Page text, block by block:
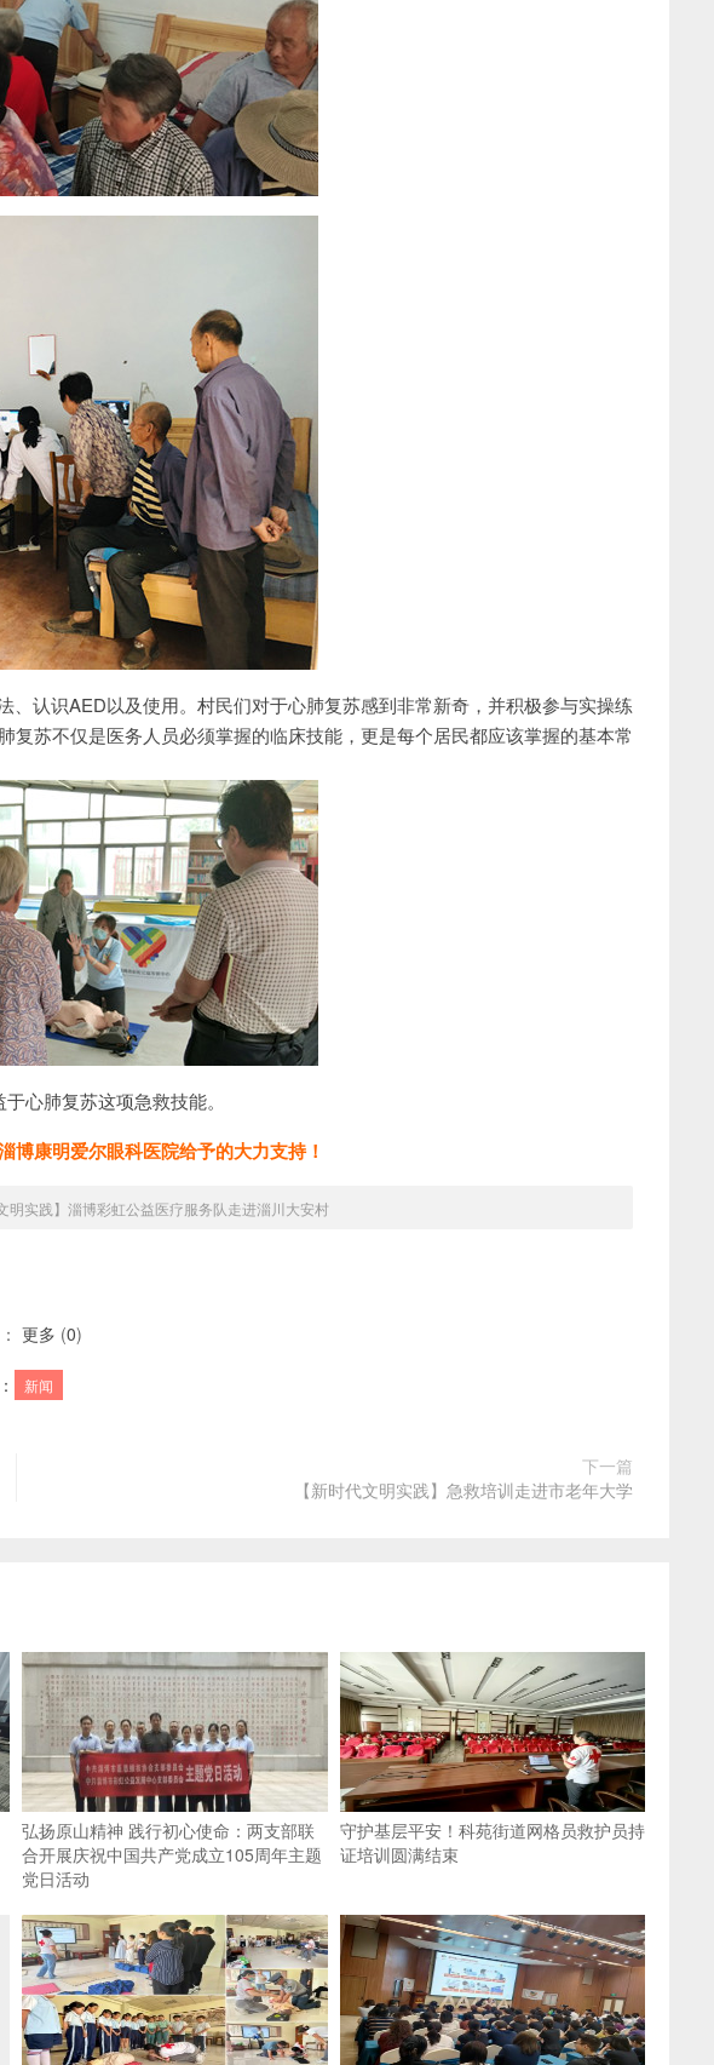
认识AED以及使用。村民们对于心肺复苏感到非常新奇，并积极参与实操练
苏不仅是医务人员必须掌握的临床技能，更是每个居民都应该掌握的基本常
心肺复苏这项急救技能。
博康明爱尔眼科医院给予的大力支持！
明实践】淄博彩虹公益医疗服务队走进淄川大安村
更多 (0)
新闻
下一篇
【新时代文明实践】急救培训走进市老年大学
弘扬原山精神 践行初心使命：两支部联
合开展庆祝中国共产党成立105周年主题
党日活动
守护基层平安！科苑街道网格员救护员持
证培训圆满结束